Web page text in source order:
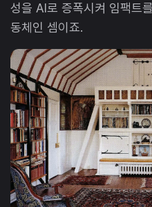
성을 AI로 증폭시켜 임팩트
동체인 셈이죠.